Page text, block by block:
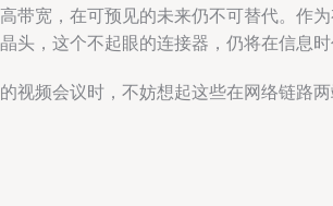
带宽，在可预见的未来仍不可替代。作
，这个不起眼的连接器，仍将在信息
视频会议时，不妨想起这些在网络链路